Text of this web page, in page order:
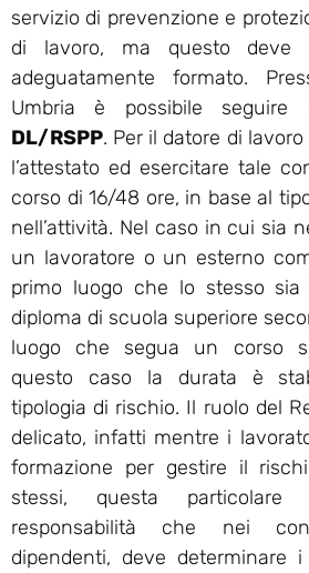
servizio di prevenzione e
di lavoro, ma questo deve
adeguatamente formato.
Umbria è possibile
DL/RSPP. Per il datore di
l’attestato ed esercitare tale
corso di 16/48 ore, in base al
nell’attività. Nel caso in cui sia
un lavoratore o un esterno
primo luogo che lo stesso
diploma di scuola superiore
luogo che segua un corso
questo caso la durata è
tipologia di rischio. Il ruolo del
delicato, infatti mentre i
formazione per gestire il
stessi, questa
responsabilità che nei
dipendenti, deve determinare